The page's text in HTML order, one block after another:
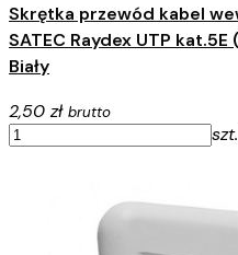
Skrętka przewód kabel
SATEC Raydex UTP
Biały
2,50 zł brutto
szt.